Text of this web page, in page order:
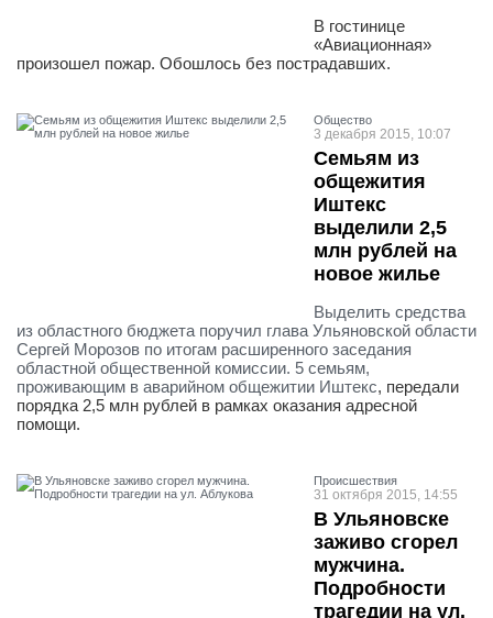
В гостинице
«Авиационная»
произошел пожар. Обошлось без пострадавших.
Общество
3 декабря 2015, 10:07
Семьям из
общежития
Иштекс
выделили 2,5
млн рублей на
новое жилье
Выделить средства
из областного бюджета поручил глава Ульяновской области
Сергей Морозов по итогам расширенного заседания
областной общественной комиссии. 5 семьям,
проживающим в аварийном общежитии Иштекс, передали
порядка 2,5 млн рублей в рамках оказания адресной
помощи.
Проиcшествия
31 октября 2015, 14:55
В Ульяновске
заживо сгорел
мужчина.
Подробности
трагедии на ул.